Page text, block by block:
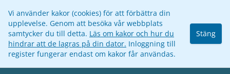
Vi använder kakor (cookies) för att förbättra din
upplevelse. Genom att besöka vår webbplats
samtycker du till detta. Läs om kakor och hur du
hindrar att de lagras på din dator. Inloggning till
register fungerar endast om kakor får användas.
Stäng